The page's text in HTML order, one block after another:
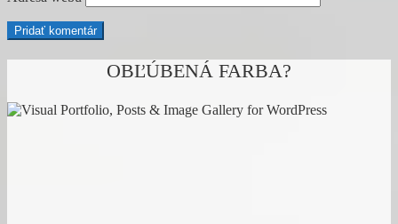
OBĽÚBENÁ FARBA?